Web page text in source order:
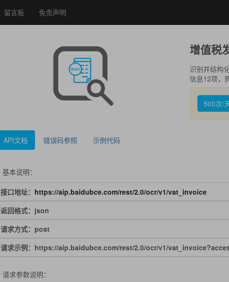
留言板 免责声明
增值税
识别并结构
信息12项，
500次/
API文档 错误码参照 示例代码
基本说明：
接口地址： https://aip.baidubce.com/rest/2.0/ocr/v1/vat_invoice
返回格式：json
请求方式：post
请求示例：https://aip.baidubce.com/rest/2.0/ocr/v1/
请求参数说明：